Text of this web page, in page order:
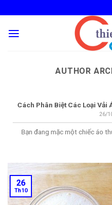
to
content
AUTHOR
Cách Phân Biệt Các Loại Vải
26/
Bạn đang mặc một chiếc áo
26
Th10